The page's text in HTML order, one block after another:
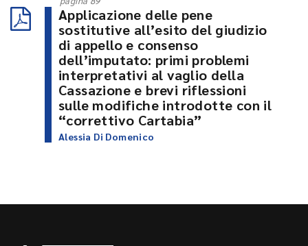
Applicazione delle pene
sostitutive all’esito del giudizio
di appello e consenso
dell’imputato: primi problemi
interpretativi al vaglio della
Cassazione e brevi riflessioni
sulle modifiche introdotte con il
“correttivo Cartabia”
Alessia Di Domenico